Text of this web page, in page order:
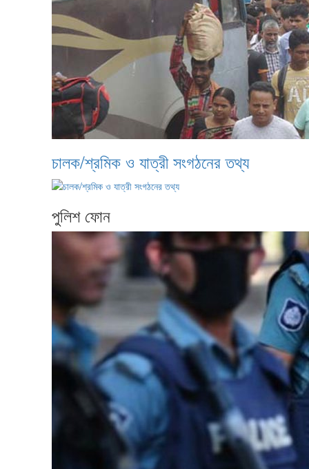
চালক/শ্রমিক ও যাত্রী সংগঠনের তথ্য
পুলিশ ফোন